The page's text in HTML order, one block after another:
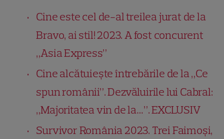
Cine este cel de-al treilea jurat de la
Bravo, ai stil! 2023. A fost concurent
„Asia Express”
Cine alcătuiește întrebările de la „Ce
spun românii”. Dezvăluirile lui Cabral:
„Majoritatea vin de la…”. EXCLUSIV
Survivor România 2023. Trei Faimoși,